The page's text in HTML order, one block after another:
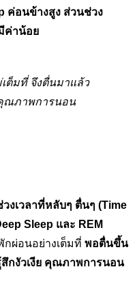
ค่อนข้างสูง ส่วนช่วง
ค่าน้อย
ต็มที่ จึงตื่นมาแล้ว
คุณภาพการนอน
วงเวลาที่หลับๆ ตื่นๆ (Time
Sleep และ REM
ผ่อนอย่างเต็มที่ พอตื่นขึ้น
กงัวเงีย คุณภาพการนอน